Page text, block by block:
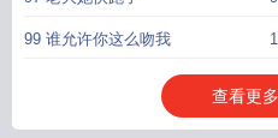
99 谁允许你这么吻我
查看更多